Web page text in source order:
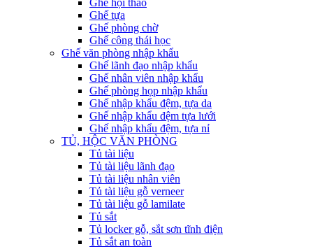
Ghế hội thảo
Ghế tựa
Ghế phòng chờ
Ghế công thái học
Ghế văn phòng nhập khẩu
Ghế lãnh đạo nhập khẩu
Ghế nhân viên nhập khẩu
Ghế phòng họp nhập khẩu
Ghế nhập khẩu đệm, tựa da
Ghế nhập khẩu đệm tựa lưới
Ghế nhập khẩu đệm, tựa nỉ
TỦ, HỘC VĂN PHÒNG
Tủ tài liệu
Tủ tài liệu lãnh đạo
Tủ tài liệu nhân viên
Tủ tài liệu gỗ verneer
Tủ tài liệu gỗ lamilate
Tủ sắt
Tủ locker gỗ, sắt sơn tĩnh điện
Tủ sắt an toàn